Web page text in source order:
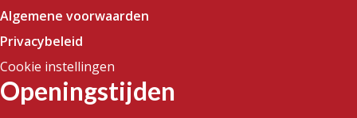
Algemene voorwaarden
Privacybeleid
Cookie instellingen
Openingstijden